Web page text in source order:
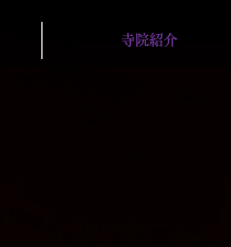
寺院紹介
寺院紹介